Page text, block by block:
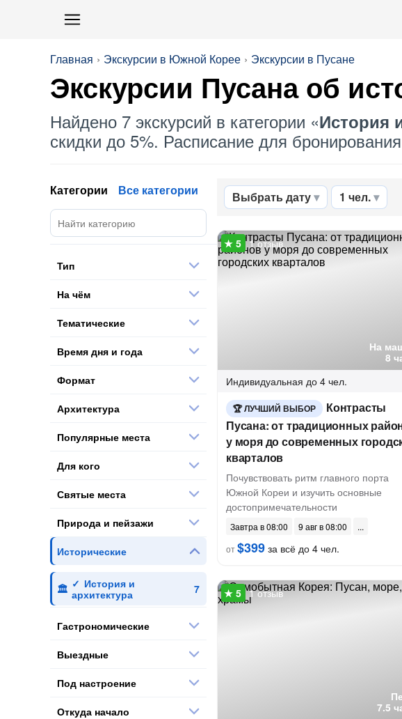
Главная Экскурсии в Южной Корее Экскурсии в Пусане
Экскурсии Пусана об
Найдено 7 экскурсий в категории «История
скидки до 5%. Расписание для
Выбрать дату 1 чел.
На
8
1 отзыв
Индивидуальная до 4 чел.
ЛУЧШИЙ ВЫБОР
Контрасты
Пусана: от традиционных
у моря до современных
кварталов
Почувствовать ритм главного порта
Южной Кореи и изучить основные
достопримечательности
Завтра в 08:00
9 авг в 08:00
от$399 за всё до 4 чел.
7.5
1 отзыв
Категории Все категории
Тип
На чём
Тематические
Время дня и года
Формат
Архитектура
Популярные места
Для кого
Святые места
Природа и пейзажи
Исторические
История и
архитектура
Гастрономические
Выездные
Под настроение
Откуда начало